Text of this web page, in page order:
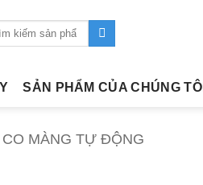
SẢN PHẨM CỦA CHÚNG TÔI
MÀNG TỰ ĐỘNG